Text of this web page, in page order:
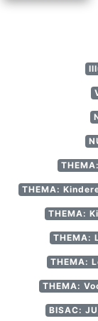
THEMA:
THEMA:
THEMA:
THEMA:
THEMA:
BISAC: